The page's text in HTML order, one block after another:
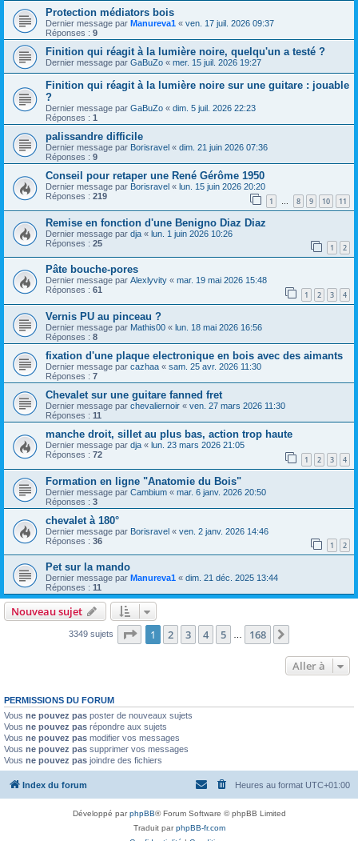
Protection médiators bois
Dernier message par Manureva1 « ven. 17 juil. 2026 09:37
Réponses : 9
Finition qui réagit à la lumière noire, quelqu'un a testé ?
Dernier message par GaBuZo « mer. 15 juil. 2026 19:27
Finition qui réagit à la lumière noire sur une guitare : jouable
?
Dernier message par GaBuZo « dim. 5 juil. 2026 22:23
Réponses : 1
palissandre difficile
Dernier message par Borisravel « dim. 21 juin 2026 07:36
Réponses : 9
Conseil pour retaper une René Gérôme 1950
Dernier message par Borisravel « lun. 15 juin 2026 20:20
Réponses : 219 1 … 8 9 10 11
Remise en fonction d'une Benigno Diaz Diaz
Dernier message par dja « lun. 1 juin 2026 10:26
Réponses : 25 1 2
Pâte bouche-pores
Dernier message par Alexlyvity « mar. 19 mai 2026 15:48
Réponses : 61 1 2 3 4
Vernis PU au pinceau ?
Dernier message par Mathis00 « lun. 18 mai 2026 16:56
Réponses : 8
fixation d'une plaque electronique en bois avec des aimants
Dernier message par cazhaa « sam. 25 avr. 2026 11:30
Réponses : 7
Chevalet sur une guitare fanned fret
Dernier message par chevaliernoir « ven. 27 mars 2026 11:30
Réponses : 11
manche droit, sillet au plus bas, action trop haute
Dernier message par dja « lun. 23 mars 2026 21:05
Réponses : 72 1 2 3 4
Formation en ligne "Anatomie du Bois"
Dernier message par Cambium « mar. 6 janv. 2026 20:50
Réponses : 3
chevalet à 180°
Dernier message par Borisravel « ven. 2 janv. 2026 14:46
Réponses : 36 1 2
Pet sur la mando
Dernier message par Manureva1 « dim. 21 déc. 2025 13:44
Réponses : 11
Nouveau sujet
3349 sujets Page 1sur168
1 2 3 4 5 168
Aller à
PERMISSIONS DU FORUM
Vous ne pouvez pas poster de nouveaux sujets
Vous ne pouvez pas répondre aux sujets
Vous ne pouvez pas modifier vos messages
Vous ne pouvez pas supprimer vos messages
Vous ne pouvez pas joindre des fichiers
Index du forum Heures au format UTC+01:00
Développé parphpBB® Forum Software © phpBB Limited
Traduit parphpBB-fr.com